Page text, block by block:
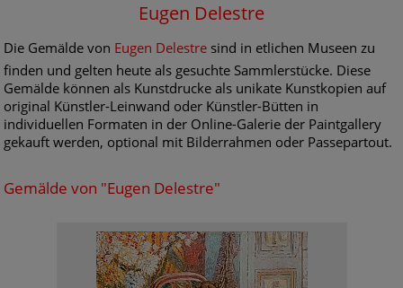
Eugen Delestre
Die Gemälde von Eugen Delestre sind in etlichen Museen zu
finden und gelten heute als gesuchte Sammlerstücke. Diese
Gemälde können als Kunstdrucke als unikate Kunstkopien auf
original Künstler-Leinwand oder Künstler-Bütten in
individuellen Formaten in der Online-Galerie der Paintgallery
gekauft werden, optional mit Bilderrahmen oder Passepartout.
Gemälde von "Eugen Delestre"